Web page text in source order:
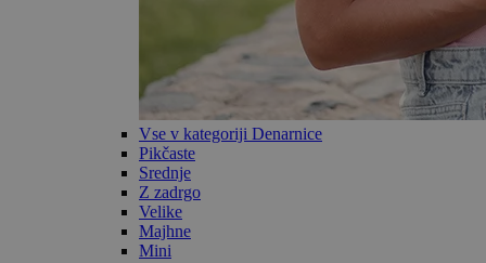
Vse v kategoriji Denarnice
Pikčaste
Srednje
Z zadrgo
Velike
Majhne
Mini